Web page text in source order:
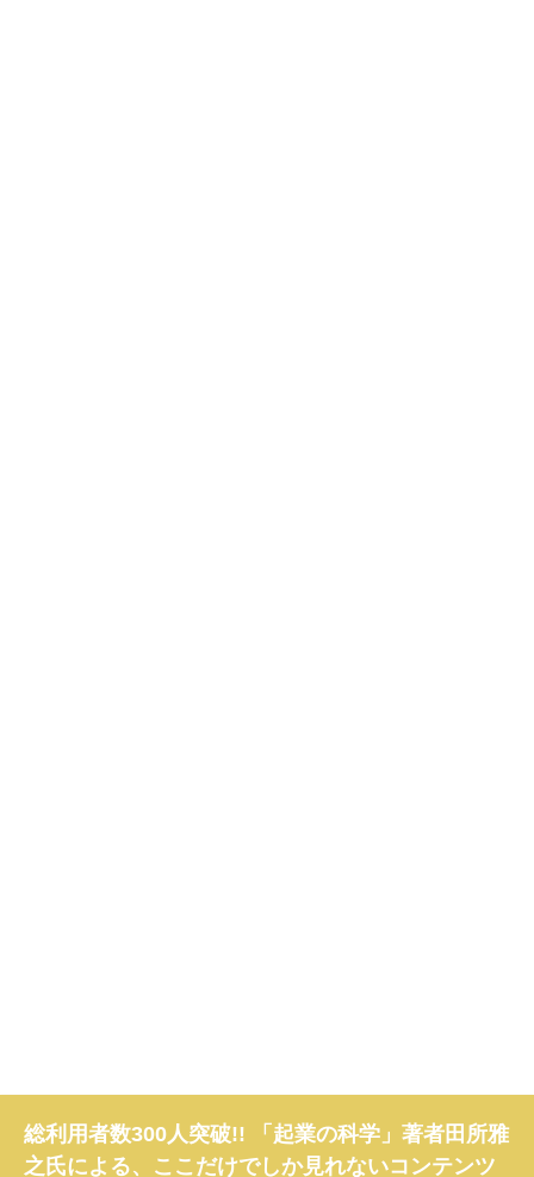
総利用者数300人突破!! 「起業の科学」著者田所雅
之氏による、ここだけでしか見れないコンテンツ